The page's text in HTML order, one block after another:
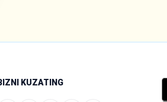
KUZATING